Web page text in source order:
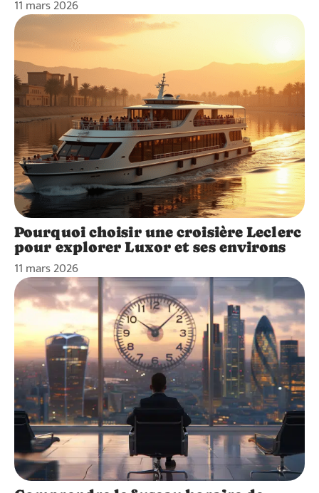
11 mars 2026
Pourquoi choisir une croisière Leclerc
pour explorer Luxor et ses environs
11 mars 2026